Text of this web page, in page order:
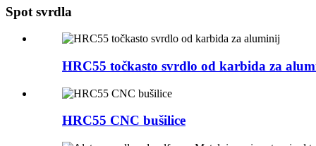
Spot svrdla
HRC55 točkasto svrdlo od karbida za
HRC55 CNC bušilice